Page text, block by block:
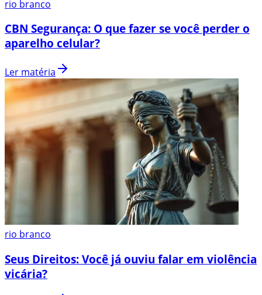
rio branco
CBN Segurança: O que fazer se você perder o
aparelho celular?
Ler matéria
rio branco
Seus Direitos: Você já ouviu falar em violência
vicária?